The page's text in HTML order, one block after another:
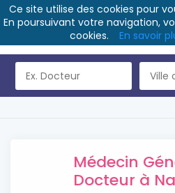
Médecin
Docteur à
Ce site utilise des cookies pour
En poursuivant votre navigation,
cookies.
En savoir